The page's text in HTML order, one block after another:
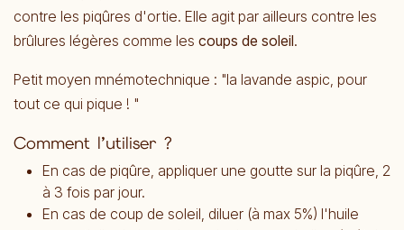
contre les piqûres d'ortie. Elle agit par ailleurs contre les
brûlures légères comme les coups de soleil.
Petit moyen mnémotechnique : "la lavande aspic, pour
tout ce qui pique ! "
Comment l’utiliser ?
En cas de piqûre, appliquer une goutte sur la piqûre, 2
à 3 fois par jour.
En cas de coup de soleil, diluer (à max 5%) l'huile